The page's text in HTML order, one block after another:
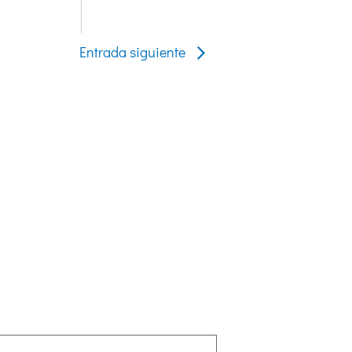
Entrada siguiente